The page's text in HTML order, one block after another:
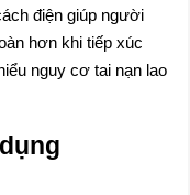
điện giúp người
hơn khi tiếp xúc
nguy cơ tai nạn lao